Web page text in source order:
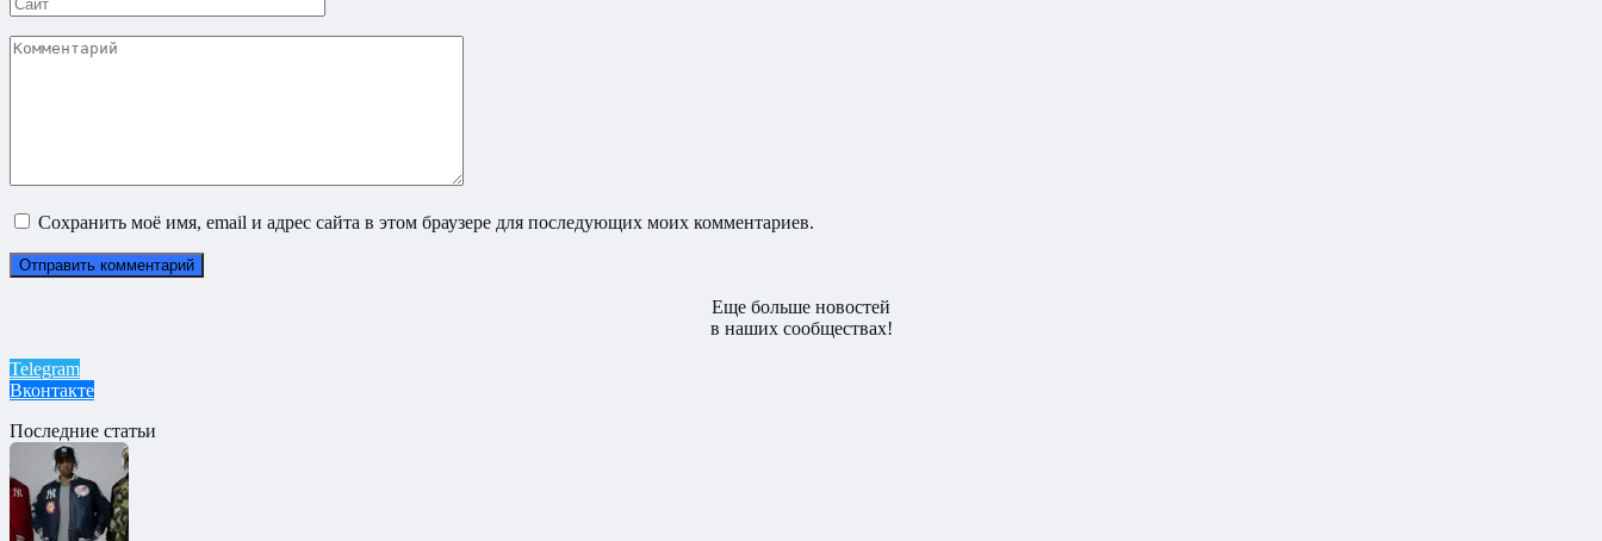
Комментарий
Сохранить моё имя, email и адрес сайта в этом браузере для последующих моих комментариев.
Еще больше новостей
в наших сообществах!
Telegram
Вконтакте
Последние статьи